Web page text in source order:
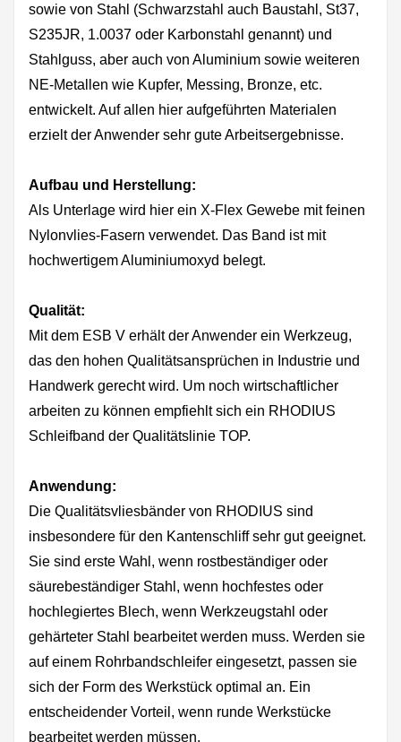
sowie von Stahl (Schwarzstahl auch Baustahl, St37,
S235JR, 1.0037 oder Karbonstahl genannt) und
Stahlguss, aber auch von Aluminium sowie weiteren
NE-Metallen wie Kupfer, Messing, Bronze, etc.
entwickelt. Auf allen hier aufgeführten Materialen
erzielt der Anwender sehr gute Arbeitsergebnisse.
Aufbau und Herstellung:
Als Unterlage wird hier ein X-Flex Gewebe mit feinen
Nylonvlies-Fasern verwendet. Das Band ist mit
hochwertigem Aluminiumoxyd belegt.
Qualität:
Mit dem ESB V erhält der Anwender ein Werkzeug,
das den hohen Qualitätsansprüchen in Industrie und
Handwerk gerecht wird. Um noch wirtschaftlicher
arbeiten zu können empfiehlt sich ein RHODIUS
Schleifband der Qualitätslinie TOP.
Anwendung:
Die Qualitätsvliesbänder von RHODIUS sind
insbesondere für den Kantenschliff sehr gut geeignet.
Sie sind erste Wahl, wenn rostbeständiger oder
säurebeständiger Stahl, wenn hochfestes oder
hochlegiertes Blech, wenn Werkzeugstahl oder
gehärteter Stahl bearbeitet werden muss. Werden sie
auf einem Rohrbandschleifer eingesetzt, passen sie
sich der Form des Werkstück optimal an. Ein
entscheidender Vorteil, wenn runde Werkstücke
bearbeitet werden müssen.